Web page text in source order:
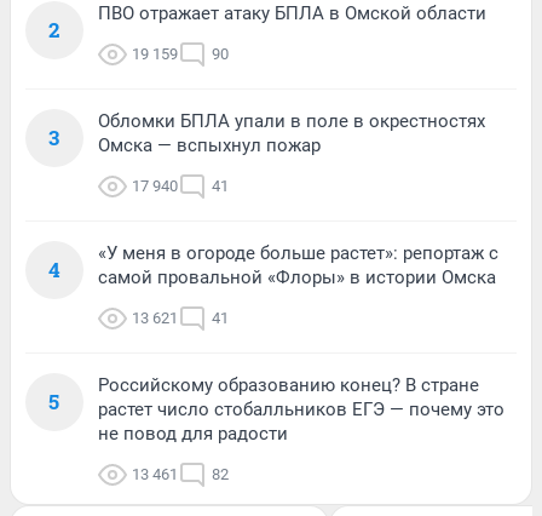
2
ПВО отражает атаку БПЛА в Омской области
19 159 90
3
Обломки БПЛА упали в поле в окрестностях
Омска — вспыхнул пожар
17 940 41
4
«У меня в огороде больше растет»: репортаж с
самой провальной «Флоры» в истории Омска
13 621 41
5
Российскому образованию конец? В стране
растет число стобалльников ЕГЭ — почему это
не повод для радости
13 461 82